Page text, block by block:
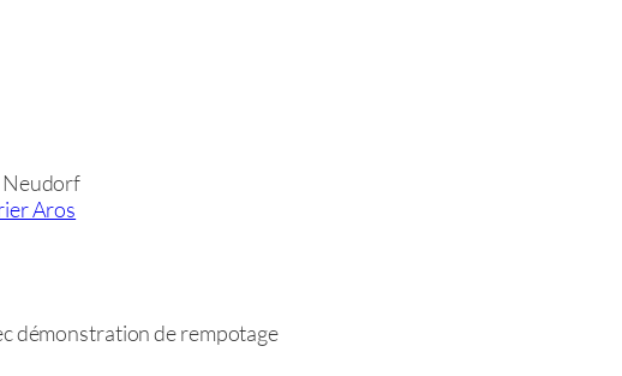
Neudorf
Aros
démonstration de rempotage